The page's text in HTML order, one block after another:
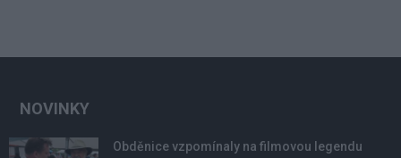
NOVINKY
Obděnice vzpomínaly na filmovou legendu